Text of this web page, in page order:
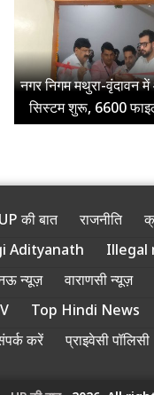
नगर निगम मथुरा-वृंदावन
सिस्टम शुरू, 6600
UP की बात राजनीति
Adityanath Illegal
न्यूज़ वाराणसी न्यूज़
Top Hindi News
करें प्राइवेसी पॉलिसी